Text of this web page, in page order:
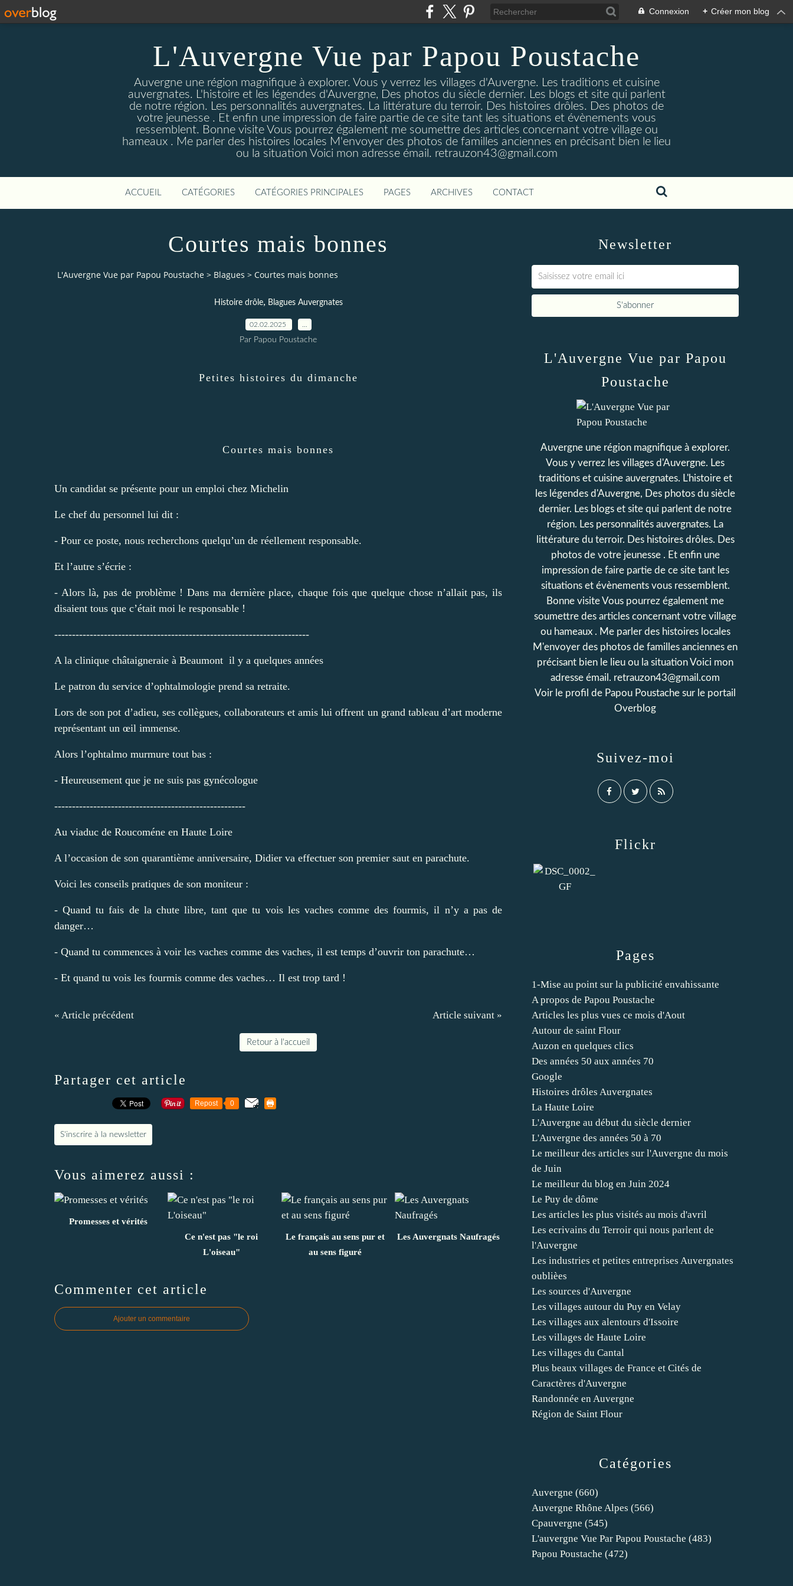
Connexion + Créer mon blog
L'Auvergne Vue par Papou Poustache
Auvergne une région magnifique à explorer. Vous y verrez les villages d'Auvergne. Les traditions et cuisine
auvergnates. L'histoire et les légendes d'Auvergne, Des photos du siècle dernier. Les blogs et site qui parlent
de notre région. Les personnalités auvergnates. La littérature du terroir. Des histoires drôles. Des photos de
votre jeunesse . Et enfin une impression de faire partie de ce site tant les situations et évènements vous
ressemblent. Bonne visite Vous pourrez également me soumettre des articles concernant votre village ou
hameaux . Me parler des histoires locales M'envoyer des photos de familles anciennes en précisant bien le lieu
ou la situation Voici mon adresse émail. retrauzon43@gmail.com
ACCUEIL CATÉGORIES CATÉGORIES PRINCIPALES PAGES ARCHIVES CONTACT
Courtes mais bonnes
L'Auvergne Vue par Papou Poustache > Blagues > Courtes mais bonnes
Histoire drôle, Blagues Auvergnates
02.02.2025
Par Papou Poustache
Petites histoires du dimanche
Courtes mais bonnes
Un candidat se présente pour un emploi chez Michelin
Le chef du personnel lui dit :
- Pour ce poste, nous recherchons quelqu’un de réellement responsable.
Et l’autre s’écrie :
- Alors là, pas de problème ! Dans ma dernière place, chaque fois que quelque chose n’allait pas, ils
disaient tous que c’était moi le responsable !
------------------------------------------------------------------------
A la clinique châtaigneraie à Beaumont il y a quelques années
Le patron du service d’ophtalmologie prend sa retraite.
Lors de son pot d’adieu, ses collègues, collaborateurs et amis lui offrent un grand tableau d’art moderne
représentant un œil immense.
Alors l’ophtalmo murmure tout bas :
- Heureusement que je ne suis pas gynécologue
------------------------------------------------------
Au viaduc de Roucoméne en Haute Loire
A l’occasion de son quarantième anniversaire, Didier va effectuer son premier saut en parachute.
Voici les conseils pratiques de son moniteur :
- Quand tu fais de la chute libre, tant que tu vois les vaches comme des fourmis, il n’y a pas de
danger…
- Quand tu commences à voir les vaches comme des vaches, il est temps d’ouvrir ton parachute…
- Et quand tu vois les fourmis comme des vaches… Il est trop tard !
« Article précédent Article suivant »
Retour à l'accueil
Partager cet article
Repost 0
S'inscrire à la newsletter
Vous aimerez aussi :
Promesses et vérités
Ce n'est pas "le roi
L'oiseau"
Le français au sens pur et
au sens figuré
Les Auvergnats Naufragés
Commenter cet article
Ajouter un commentaire
Newsletter
Catégories
Auvergne (660)
Auvergne Rhône Alpes (566)
Cpauvergne (545)
L'auvergne Vue Par Papou Poustache (483)
Papou Poustache (472)
Pages
1-Mise au point sur la publicité envahissante
A propos de Papou Poustache
Articles les plus vues ce mois d'Aout
Autour de saint Flour
Auzon en quelques clics
Des années 50 aux années 70
Google
Histoires drôles Auvergnates
La Haute Loire
L'Auvergne au début du siècle dernier
L'Auvergne des années 50 à 70
Le meilleur des articles sur l'Auvergne du mois
de Juin
Le meilleur du blog en Juin 2024
Le Puy de dôme
Les articles les plus visités au mois d'avril
Les ecrivains du Terroir qui nous parlent de
l'Auvergne
Les industries et petites entreprises Auvergnates
oublièes
Les sources d'Auvergne
Les villages autour du Puy en Velay
Les villages aux alentours d'Issoire
Les villages de Haute Loire
Les villages du Cantal
Plus beaux villages de France et Cités de
Caractères d'Auvergne
Randonnée en Auvergne
Région de Saint Flour
L'Auvergne Vue par Papou
Poustache
Auvergne une région magnifique à explorer.
Vous y verrez les villages d'Auvergne. Les
traditions et cuisine auvergnates. L'histoire et
les légendes d'Auvergne, Des photos du siècle
dernier. Les blogs et site qui parlent de notre
région. Les personnalités auvergnates. La
littérature du terroir. Des histoires drôles. Des
photos de votre jeunesse . Et enfin une
impression de faire partie de ce site tant les
situations et évènements vous ressemblent.
Bonne visite Vous pourrez également me
soumettre des articles concernant votre village
ou hameaux . Me parler des histoires locales
M'envoyer des photos de familles anciennes en
précisant bien le lieu ou la situation Voici mon
adresse émail. retrauzon43@gmail.com
Voir le profil de Papou Poustache sur le portail
Overblog
Suivez-moi
Flickr